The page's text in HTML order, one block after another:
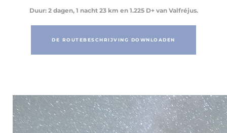
Duur: 2 dagen, 1 nacht 23 km en 1.225 D+ van Valfréjus.
DE ROUTEBESCHRIJVING DOWNLOADEN